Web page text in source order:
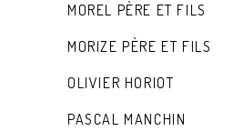
MOREL PÈRE ET FILS
MORIZE PÈRE ET FILS
OLIVIER HORIOT
PASCAL MANCHIN